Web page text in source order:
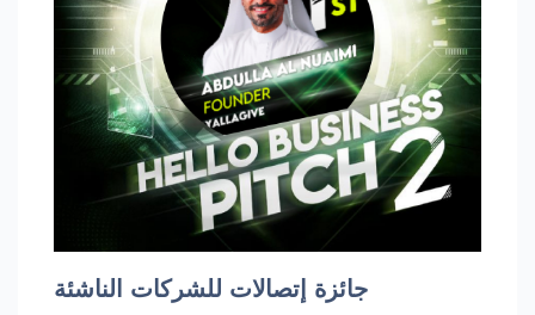
جائزة إتصالات للشركات الناشئة